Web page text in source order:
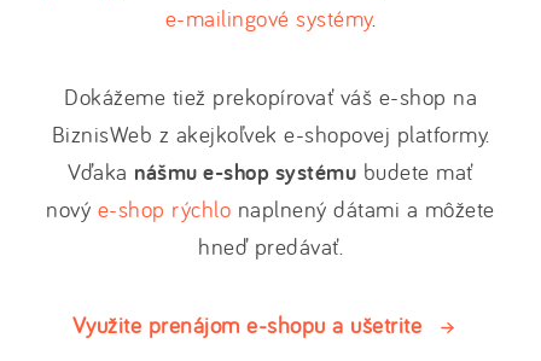
e-mailingové systémy.
Dokážeme tiež prekopírovať váš e-shop na
BiznisWeb z akejkoľvek e-shopovej platformy.
Vďaka nášmu e-shop systému budete mať
nový e-shop rýchlo naplnený dátami a môžete
hneď predávať.
Využite prenájom e-shopu a ušetrite